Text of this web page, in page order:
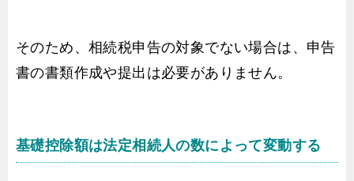
そのため、相続税申告の対象でない場合は、申告
書の書類作成や提出は必要がありません。
基礎控除額は法定相続人の数によって変動する